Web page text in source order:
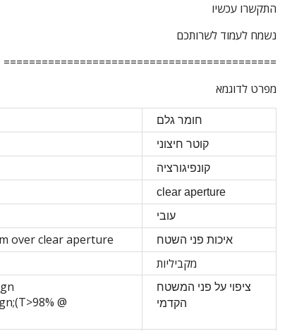
התקשרו עכשיו
נשמח לעמוד לשרותכם
===========================================
מפרט לדוגמא
חומר גלם
קוטר חיצוני
קונפיגורציה
clear aperture
עובי
over clear aperture איכות פני השטח
מקביליות
@
ציפוי על פני המשטח
הקדמי